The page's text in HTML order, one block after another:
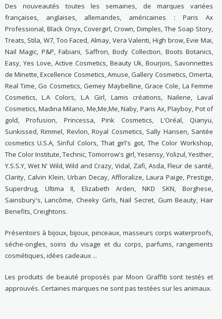
Des nouveautés toutes les semaines, de marques variées
françaises, anglaises, allemandes, américaines : Paris Ax
Professional, Black Onyx, Covergirl, Crown, Dimples, The Soap Story,
Treats, Stila, W7, Too Faced, Almay, Vera Valenti, High brow, Evie Mai,
Nail Magic, P&P, Fabiani, Saffron, Body Collection, Boots Botanics,
Easy, Yes Love, Active Cosmetics, Beauty Uk, Bourjois, Savonnettes
de Minette, Excellence Cosmetics, Amuse, Gallery Cosmetics, Omerta,
Real Time, Go Cosmetics, Gemey Maybelline, Grace Cole, La Femme
Cosmetics, L.A Colors, L.A Girl, Lamis créations, Nailene, Laval
Cosmetics, Madina Milano, Me,Me,Me, Naby, Paris Ax, Playboy, Pot of
gold, Profusion, Princessa, Pink Cosmetics, L'Oréal, Qianyu,
Sunkissed, Rimmel, Revlon, Royal Cosmetics, Sally Hansen, Santée
cosmetics U.S.A, Sinful Colors, That girl's got, The Color Workshop,
The Color Institute, Technic, Tomorrow's girl, Yesensy, Yolizul, Yesther,
Y.S.S.Y, Wet N' Wild, Wild and Crazy, Vidal, Zafi, Asda, Fleur de santé,
Clarity, Calvin Klein, Urban Decay, Affloralize, Laura Paige, Prestige,
Superdrug, Ultima II, Elizabeth Arden, NKD SKN, Borghese,
Sainsbury's, Lancôme, Cheeky Girls, Nail Secret, Gum Beauty, Hair
Benefits, Creightons.
Présentoirs à bijoux, bijoux, pinceaux, masseurs corps waterproofs,
séche-ongles, soins du visage et du corps, parfums, rangements
cosmétiques, idées cadeaux ...
Les produits de beauté proposés par Moon Graffiti sont testés et
approuvés. Certaines marques ne sont pas testées sur les animaux.